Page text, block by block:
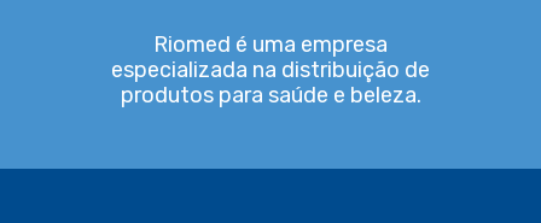
Riomed é uma empresa
especializada na distribuição de
produtos para saúde e beleza.